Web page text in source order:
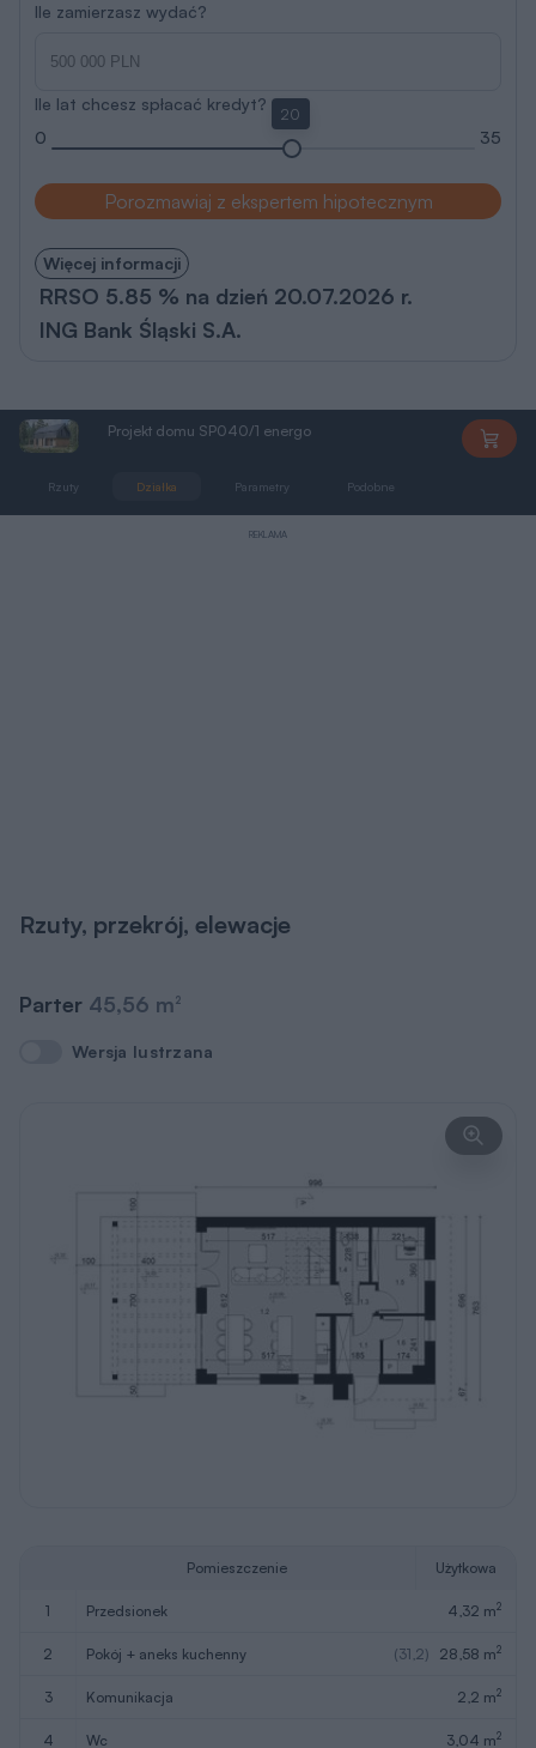
Ile zamierzasz wydać?
Ile lat chcesz spłacać kredyt?
0
20
35
Porozmawiaj z ekspertem hipotecznym
Więcej informacji
RRSO 5.85 % na dzień 20.07.2026 r.
ING Bank Śląski S.A.
Projekt domu SP040/1 energo
Rzuty Działka Parametry Podobne
REKLAMA
Rzuty, przekrój, elewacje
Parter 45,56 m2
Wersja lustrzana
Wersja lustrzana
Pomieszczenie Użytkowa
1 przedsionek 4,32 m2
2 pokój + aneks kuchenny (31,2) 28,58 m2
3 komunikacja 2,2 m2
4 wc 3,04 m2